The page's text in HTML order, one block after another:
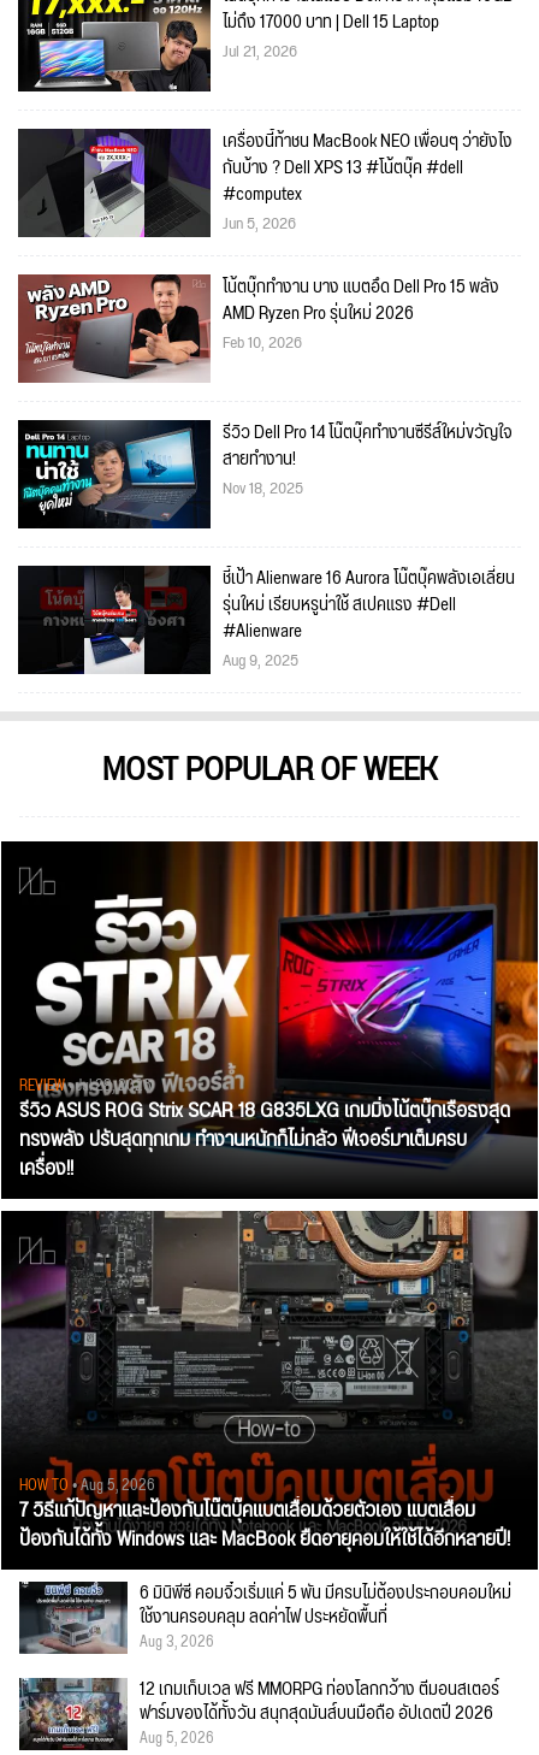
ไม่ถึง 17000 บาท | Dell 15 Laptop
Jul 21, 2026
เครื่องนี้ท้าชน MacBook NEO เพื่อนๆ ว่ายังไง
กันบ้าง ? Dell XPS 13 #โน้ตบุ๊ค #dell
#computex
Jun 5, 2026
โน้ตบุ๊กทำงาน บาง แบตอึด Dell Pro 15 พลัง
AMD Ryzen Pro รุ่นใหม่ 2026
Feb 10, 2026
รีวิว Dell Pro 14 โน๊ตบุ๊คทำงานซีรีส์ใหม่ขวัญใจ
สายทำงาน!
Nov 18, 2025
ชี้เป้า Alienware 16 Aurora โน๊ตบุ๊คพลังเอเลี่ยน
รุ่นใหม่ เรียบหรูน่าใช้ สเปคแรง #Dell
#Alienware
Aug 9, 2025
MOST POPULAR OF WEEK
REVIEW• Jul 28, 2026
รีวิว ASUS ROG Strix SCAR 18 G835LXG เกมมิ่งโน้ตบุ๊กเรือธงสุด
ทรงพลัง ปรับสุดทุกเกม ทำงานหนักก็ไม่กลัว ฟีเจอร์มาเต็มครบ
เครื่อง!!
HOW TO• Aug 5, 2026
7 วิธีแก้ปัญหาและป้องกันโน๊ตบุ๊คแบตเสื่อมด้วยตัวเอง แบตเสื่อม
ป้องกันได้ทั้ง Windows และ MacBook ยืดอายุคอมให้ใช้ได้อีกหลายปี!
6 มินิพีซี คอมจิ๋วเริ่มแค่ 5 พัน มีครบไม่ต้องประกอบคอมใหม่
ใช้งานครอบคลุม ลดค่าไฟ ประหยัดพื้นที่
Aug 3, 2026
12 เกมเก็บเวล ฟรี MMORPG ท่องโลกกว้าง ตีมอนสเตอร์
ฟาร์มของได้ทั้งวัน สนุกสุดมันส์บนมือถือ อัปเดตปี 2026
Aug 5, 2026